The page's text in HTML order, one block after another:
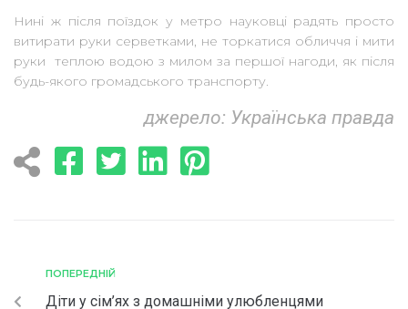
Нині ж після поїздок у метро науковці радять просто
витирати руки серветками, не торкатися обличчя і мити
руки теплою водою з милом за першої нагоди, як після
будь-якого громадського транспорту.
джерело: Українська правда
ПОПЕРЕДНІЙ
Діти у сім’ях з домашніми улюбленцями